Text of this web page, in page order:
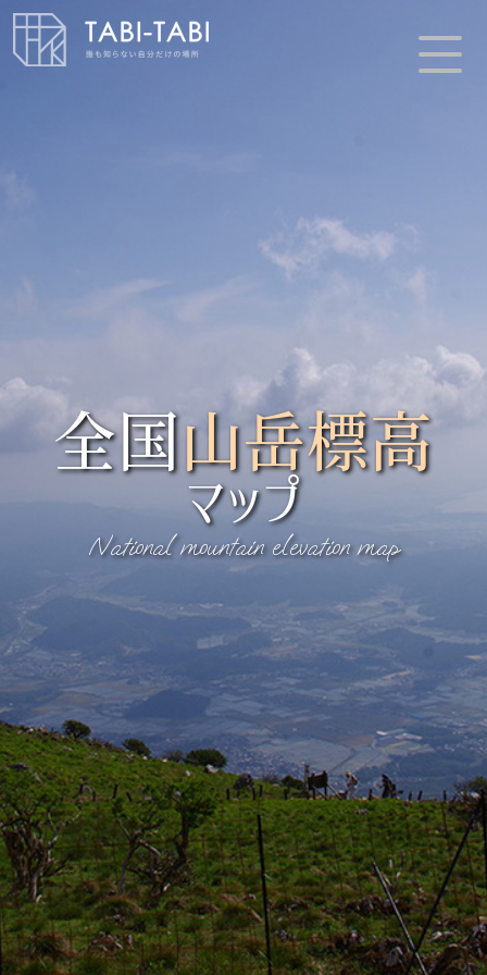
全国山岳標高
マップ
National mountain elevation map